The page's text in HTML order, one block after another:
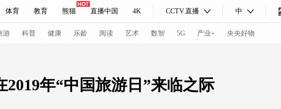
体育 教育 熊猫 直播中国 4K CCTV.直播 中
妙语 热解读 天天学习
持人 下载央视影音
游 科普 健康 乐龄 阅读 艺术 数智 5G 产业+ 央央好物
年“中国旅游日”来临之际